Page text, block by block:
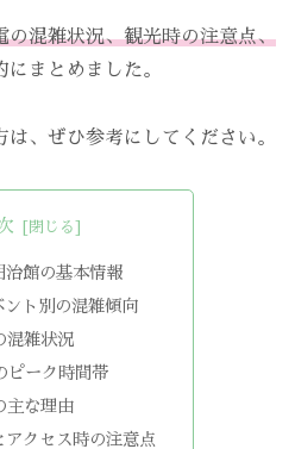
の混雑状況、観光時の注意点、
にまとめました。
、ぜひ参考にしてください。
治館の基本情報
ント別の混雑傾向
混雑状況
ピーク時間帯
主な理由
アクセス時の注意点